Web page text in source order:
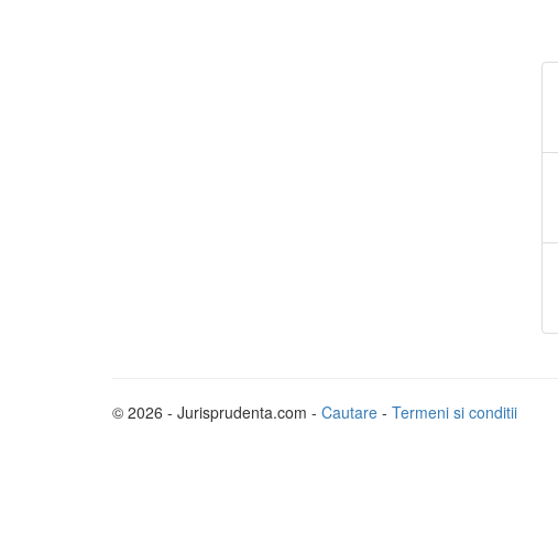
© 2026 - Jurisprudenta.com - Cautare - Termeni si conditii